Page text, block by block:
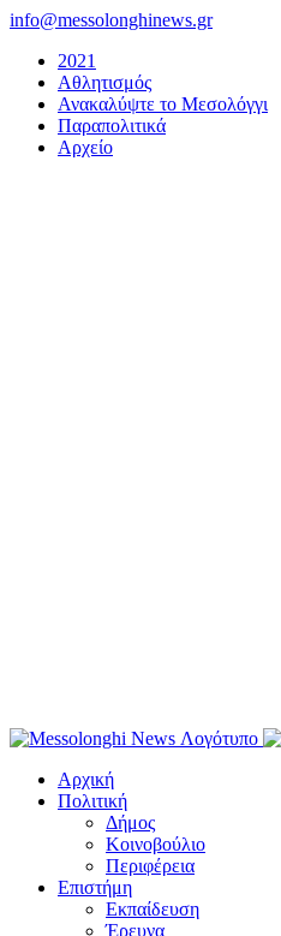
Μετάβαση
περιεχόμενο
info@messolonghinews.gr
2021
Αθλητισμός
Ανακαλύψτε το Μεσολόγγι
Παραπολιτικά
Αρχείο
Αρχική
Πολιτική
Δήμος
Κοινοβούλιο
Περιφέρεια
Επιστήμη
Εκπαίδευση
Έρευνα